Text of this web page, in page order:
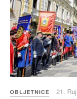
OBLJETNICE 21.